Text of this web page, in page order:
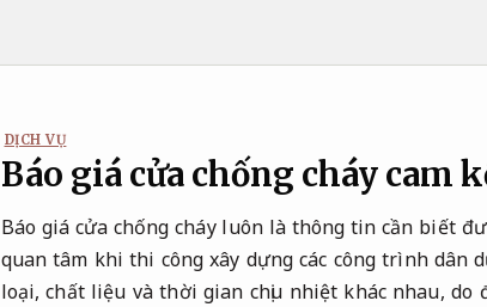
DỊCH VỤ
Báo giá cửa chống cháy cam
Báo giá cửa chống cháy luôn là thông tin cần biết
quan tâm khi thi công xây dựng các công trình dân
loại, chất liệu và thời gian chịu nhiệt khác nhau,